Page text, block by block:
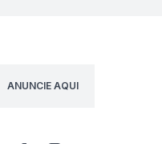
ANUNCIE AQUI